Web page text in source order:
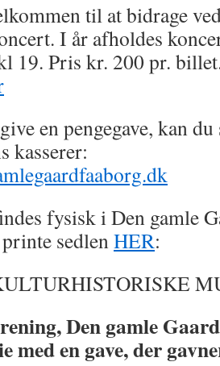
til at bidrage
I år afholdes
19. Pris kr. 200 pr.
en pengegave, kan
kasserer:
fysisk i Den gamle
sedlenHER:
Den gamle
med en gave, der